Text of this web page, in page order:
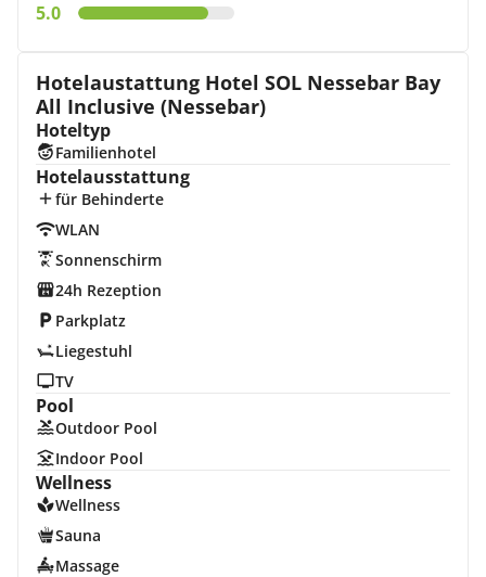
5.0
Hotelaustattung Hotel SOL Nessebar Bay
All Inclusive (Nessebar)
Hoteltyp
Familienhotel
Hotelausstattung
für Behinderte
WLAN
Sonnenschirm
24h Rezeption
Parkplatz
Liegestuhl
TV
Pool
Outdoor Pool
Indoor Pool
Wellness
Wellness
Sauna
Massage